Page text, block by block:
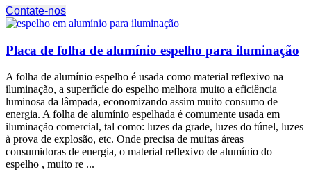
Contate-nos
Placa de folha de alumínio espelho para iluminação
A folha de alumínio espelho é usada como material reflexivo na
iluminação, a superfície do espelho melhora muito a eficiência
luminosa da lâmpada, economizando assim muito consumo de
energia. A folha de alumínio espelhada é comumente usada em
iluminação comercial, tal como: luzes da grade, luzes do túnel, luzes
à prova de explosão, etc. Onde precisa de muitas áreas
consumidoras de energia, o material reflexivo de alumínio do
espelho , muito re ...